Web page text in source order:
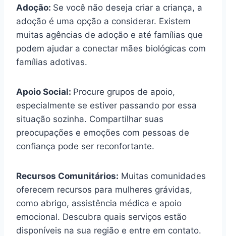
Adoção: Se você não deseja criar a criança, a
adoção é uma opção a considerar. Existem
muitas agências de adoção e até famílias que
podem ajudar a conectar mães biológicas com
famílias adotivas.
Apoio Social: Procure grupos de apoio,
especialmente se estiver passando por essa
situação sozinha. Compartilhar suas
preocupações e emoções com pessoas de
confiança pode ser reconfortante.
Recursos Comunitários: Muitas comunidades
oferecem recursos para mulheres grávidas,
como abrigo, assistência médica e apoio
emocional. Descubra quais serviços estão
disponíveis na sua região e entre em contato.